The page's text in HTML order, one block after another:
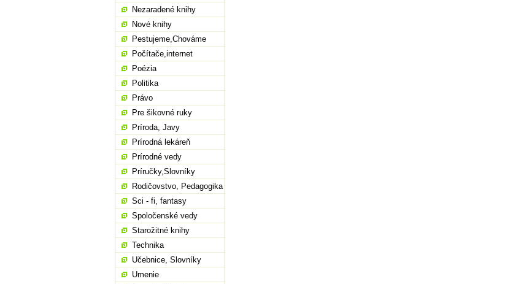
Nezaradené knihy
Nové knihy
Pestujeme,Chováme
Počítače,internet
Poézia
Politika
Právo
Pre šikovné ruky
Príroda, Javy
Prírodná lekáreň
Prírodné vedy
Príručky,Slovníky
Rodičovstvo, Pedagogika
Sci - fi, fantasy
Spoločenské vedy
Starožitné knihy
Technika
Učebnice, Slovníky
Umenie